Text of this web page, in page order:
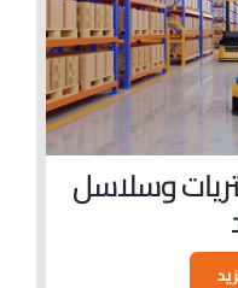
وسلاسل